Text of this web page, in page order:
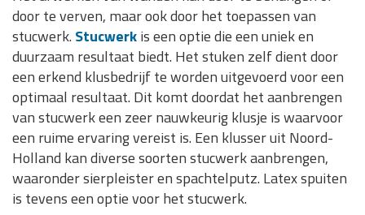
door te verven, maar ook door het toepassen van
stucwerk. Stucwerkis een optie die een uniek en
duurzaam resultaat biedt. Het stuken zelf dient door
een erkend klusbedrijf te worden uitgevoerd voor een
optimaal resultaat. Dit komt doordat het aanbrengen
van stucwerk een zeer nauwkeurig klusje is waarvoor
een ruime ervaring vereist is. Een klusser uit Noord-
Holland kan diverse soorten stucwerk aanbrengen,
waaronder sierpleister en spachtelputz. Latex spuiten
is tevens een optie voor het stucwerk.